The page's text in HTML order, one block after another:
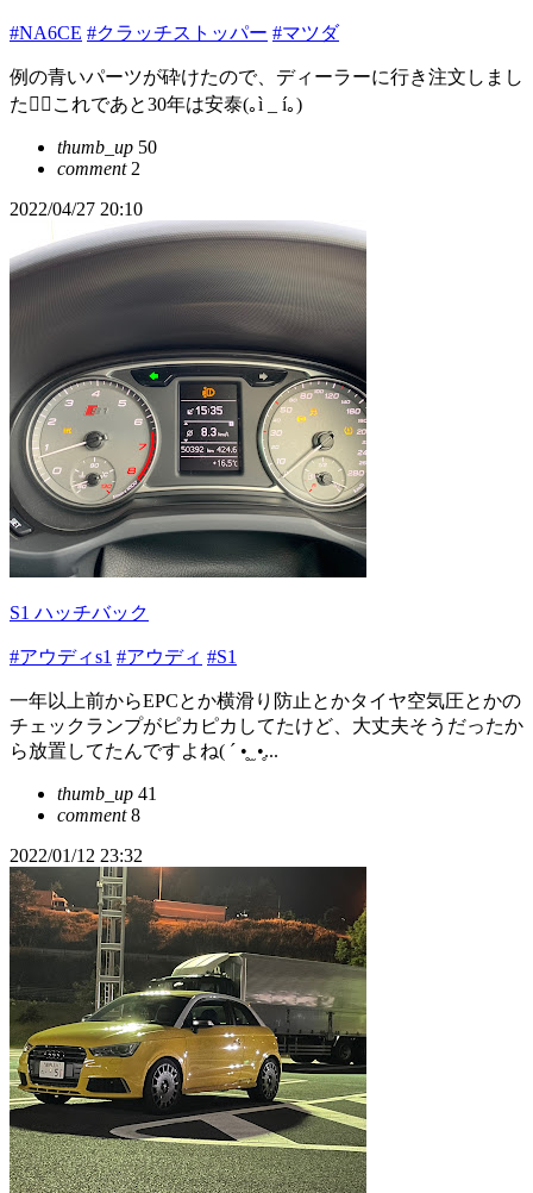
#NA6CE #クラッチストッパー #マツダ
例の青いパーツが砕けたので、ディーラーに行き注文しまし
た🙋‍♀️これであと30年は安泰(｡ì _ í｡)
thumb_up 50
comment2
2022/04/27 20:10
S1 ハッチバック
#アウディs1 #アウディ #S1
一年以上前からEPCとか横滑り防止とかタイヤ空気圧とかの
チェックランプがピカピカしてたけど、大丈夫そうだったか
ら放置してたんですよね( ´ •̥ ̫ •̥...
thumb_up 41
comment8
2022/01/12 23:32